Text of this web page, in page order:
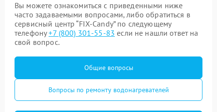
Вы можете ознакомиться с приведенными ниже
часто задаваемыми вопросами, либо обратиться в
сервисный центр “FIX-Candy” по следующему
телефону+7 (800) 301-55-83 если не нашли ответ на
свой вопрос.
Общие вопросы
Вопросы по ремонту водонагревателей